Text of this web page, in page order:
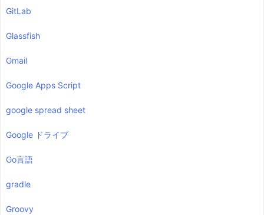
GitLab
Glassfish
Gmail
Google Apps Script
google spread sheet
Google ドライブ
Go言語
gradle
Groovy